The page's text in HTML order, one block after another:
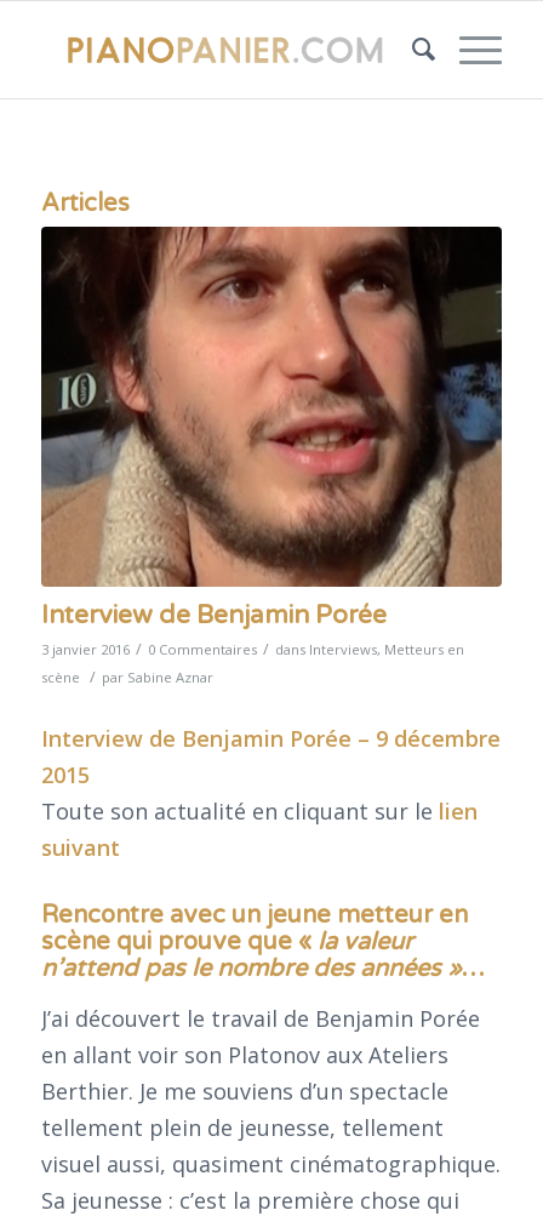
Articles
Interview de Benjamin Porée
3 janvier 2016 / 0 Commentaires / dans Interviews, Metteurs en
scène / par Sabine Aznar
Interview de Benjamin Porée – 9 décembre
2015
Toute son actualité en cliquant sur le lien
suivant
Rencontre avec un jeune metteur en
scène qui prouve que « la valeur
n’attend pas le nombre des années »…
J’ai découvert le travail de Benjamin Porée
en allant voir son Platonov aux Ateliers
Berthier. Je me souviens d’un spectacle
tellement plein de jeunesse, tellement
visuel aussi, quasiment cinématographique.
Sa jeunesse : c’est la première chose qui